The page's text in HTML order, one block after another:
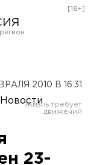
[18+]
2010 В 16:31
23-